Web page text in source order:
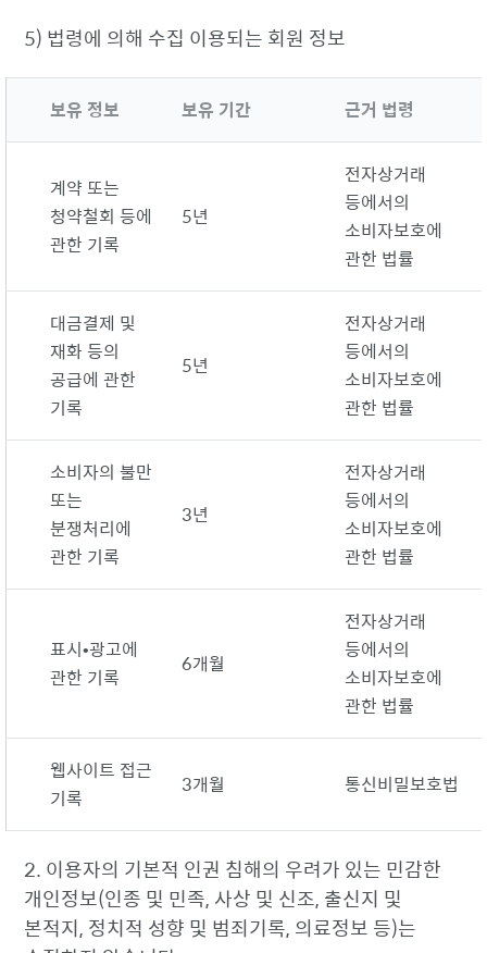
5) 법령에 의해 수집 이용되는 회원 정보
보유 정보 보유 기간 근거 법령
계약 또는
청약철회 등에
관한 기록
5년
전자상거래
등에서의
소비자보호에
관한 법률
대금결제 및
재화 등의
공급에 관한
기록
5년
전자상거래
등에서의
소비자보호에
관한 법률
소비자의 불만
또는
분쟁처리에
관한 기록
3년
전자상거래
등에서의
소비자보호에
관한 법률
표시•광고에
관한 기록
6개월
전자상거래
등에서의
소비자보호에
관한 법률
웹사이트 접근
기록
3개월 통신비밀보호법
2. 이용자의 기본적 인권 침해의 우려가 있는 민감한
개인정보(인종 및 민족, 사상 및 신조, 출신지 및
본적지, 정치적 성향 및 범죄기록, 의료정보 등)는